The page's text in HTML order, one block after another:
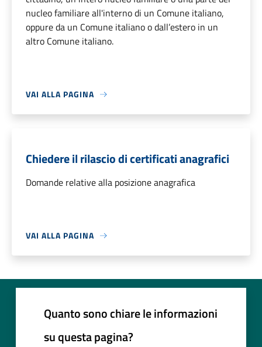
nucleo familiare all'interno di un Comune italiano,
oppure da un Comune italiano o dall’estero in un
altro Comune italiano.
VAI ALLA PAGINA
Chiedere il rilascio di certificati anagrafici
Domande relative alla posizione anagrafica
VAI ALLA PAGINA
Quanto sono chiare le informazioni
su questa pagina?